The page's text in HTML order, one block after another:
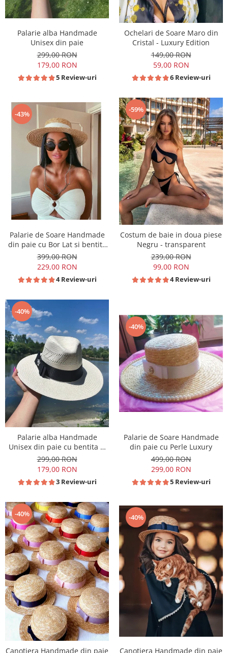
Palarie alba Handmade
Unisex din paie
299,00 RON
179,00 RON
5 Review-uri
Ochelari de Soare Maro din
Cristal - Luxury Edition
149,00 RON
59,00 RON
6 Review-uri
-43%
Palarie de Soare Handmade
din paie cu Bor Lat si bentita
detasabila la alegere
399,00 RON
229,00 RON
4 Review-uri
-59%
Costum de baie in doua piese
Negru - transparent
239,00 RON
99,00 RON
4 Review-uri
-40%
Palarie alba Handmade
Unisex din paie cu bentita si
accesoriu la alegere
299,00 RON
179,00 RON
3 Review-uri
-40%
Palarie de Soare Handmade
din paie cu Perle Luxury
499,00 RON
299,00 RON
5 Review-uri
-40%
Canotiera Handmade din paie
-40%
Canotiera Handmade din paie